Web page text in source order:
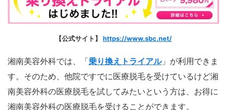
【公式サイト】 https://www.sbc.net/
湘南美容外科では、「乗り換えトライアル」が利用できま
す。そのため、他院ですでに医療脱毛を受けているけど湘
南美容外科の医療脱毛を試してみたいという方は、お得に
湘南美容外科の医療脱毛を受けることができます。